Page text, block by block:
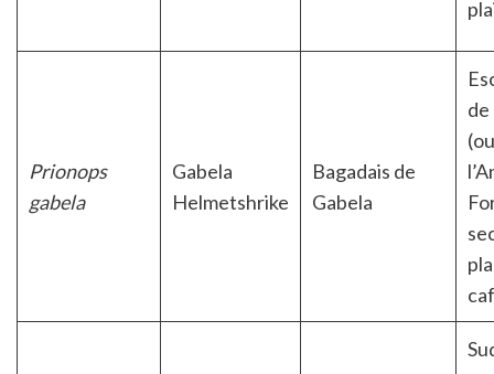
Prionops
gabela
Gabela
Helmetshrike
Bagadais de
Gabela
de